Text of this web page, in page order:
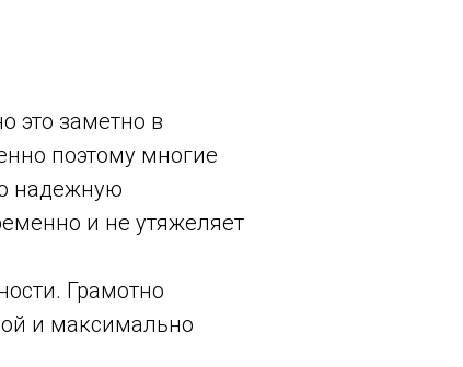
это заметно в
поэтому многие
надежную
и не утяжеляет
Грамотно
и максимально